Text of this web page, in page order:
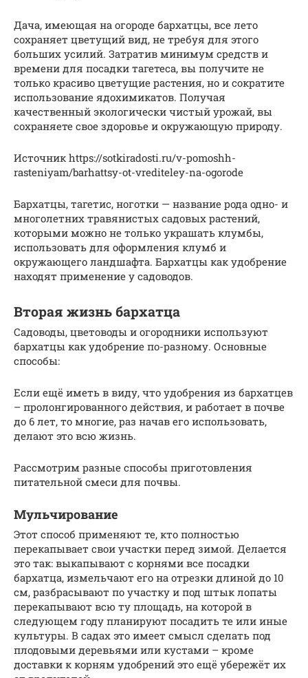
Дача, имеющая на огороде бархатцы, все лето
сохраняет цветущий вид, не требуя для этого
больших усилий. Затратив минимум средств и
времени для посадки тагетеса, вы получите не
только красиво цветущие растения, но и сократите
использование ядохимикатов. Получая
качественный экологически чистый урожай, вы
сохраняете свое здоровье и окружающую природу.
Источник https://sotkiradosti.ru/v-pomoshh-
rasteniyam/barhattsy-ot-vrediteley-na-ogorode
Бархатцы, тагетис, ноготки — название рода одно- и
многолетних травянистых садовых растений,
которыми можно не только украшать клумбы,
использовать для оформления клумб и
окружающего ландшафта. Бархатцы как удобрение
находят применение у садоводов.
Вторая жизнь бархатца
Садоводы, цветоводы и огородники используют
бархатцы как удобрение по-разному. Основные
способы:
Если ещё иметь в виду, что удобрения из бархатцев
– пролонгированного действия, и работает в почве
до 6 лет, то многие, раз начав его использовать,
делают это всю жизнь.
Рассмотрим разные способы приготовления
питательной смеси для почвы.
Мульчирование
Этот способ применяют те, кто полностью
перекапывает свои участки перед зимой. Делается
это так: выкапывают с корнями все посадки
бархатца, измельчают его на отрезки длиной до 10
см, разбрасывают по участку и под штык лопаты
перекапывают всю ту площадь, на которой в
следующем году планируют посадить те или иные
культуры. В садах это имеет смысл сделать под
плодовыми деревьями или кустами – кроме
доставки к корням удобрений это ещё убережёт их